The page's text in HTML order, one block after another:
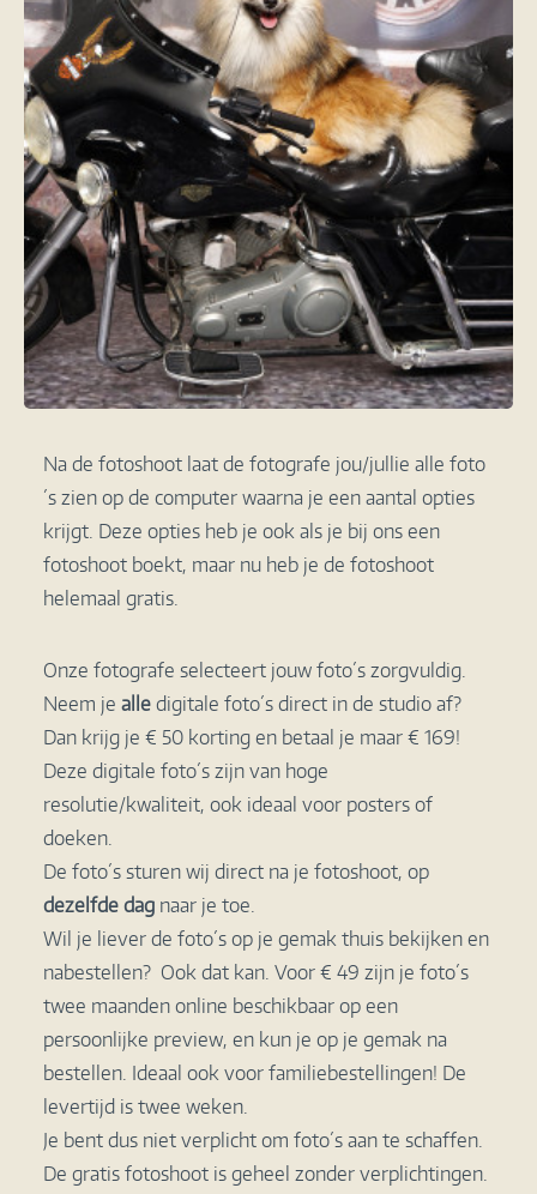
Na de fotoshoot laat de fotografe jou/jullie alle foto
´s zien op de computer waarna je een aantal opties
krijgt. Deze opties heb je ook als je bij ons een
fotoshoot boekt, maar nu heb je de fotoshoot
helemaal gratis.
Onze fotografe selecteert jouw foto´s zorgvuldig.
Neem je alle digitale foto´s direct in de studio af?
Dan krijg je € 50 korting en betaal je maar € 169!
Deze digitale foto´s zijn van hoge
resolutie/kwaliteit, ook ideaal voor posters of
doeken.
De foto´s sturen wij direct na je fotoshoot, op
dezelfde dag naar je toe.
Wil je liever de foto´s op je gemak thuis bekijken en
nabestellen? Ook dat kan. Voor € 49 zijn je foto´s
twee maanden online beschikbaar op een
persoonlijke preview, en kun je op je gemak na
bestellen. Ideaal ook voor familiebestellingen! De
levertijd is twee weken.
Je bent dus niet verplicht om foto´s aan te schaffen.
De gratis fotoshoot is geheel zonder verplichtingen.